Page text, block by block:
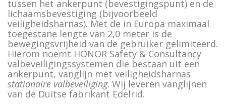
Auto Belay (veilig klimmen)
Tijdelijke valbeveiliging
Permanente valbeveiliging
Vanglijnen
Veiligheidsharnassen
RescueSlide en HangLadder
Ankerpunten (verplaatsbaar)
Veiligheidsharnassen
Waterreddingen en duik reddingen
Reddingsbrancards
Gaspakken Tesimax
Chemicaliënkleding
Accessoires
AUTO BELAY – KLIMWANDTOESTELLEN
CWD9 Auto Belay, max. 9 meter
CWD16 Auto Belay, max. 16 meter
CWD20 SPEED Auto Belay, max. 20 meter
tussen het ankerpunt (bevestigingspunt) en de
lichaamsbevestiging (bijvoorbeeld
veiligheidsharnas). Met de in Europa maximaal
toegestane lengte van 2,0 meter is de
bewegingsvrijheid van de gebruiker gelimiteerd.
Hierom noemt HONOR Safety & Consultancy
valbeveiligingssystemen die bestaan uit een
ankerpunt, vanglijn met veiligheidsharnas
stationaire valbeveiliging. Wij leveren vanglijnen
van de Duitse fabrikant Edelrid.